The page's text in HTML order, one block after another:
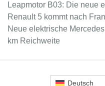
Leapmotor B03: Die neue
Renault 5 kommt nach
Neue elektrische
km Reichweite
Deutsch